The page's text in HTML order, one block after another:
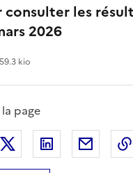
consulter les
2026
kio
page
sur Facebook
Partager sur XPartager sur